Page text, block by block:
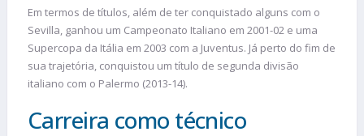
Em termos de títulos, além de ter conquistado alguns com o
Sevilla, ganhou um Campeonato Italiano em 2001-02 e uma
Supercopa da Itália em 2003 com a Juventus. Já perto do fim de
sua trajetória, conquistou um título de segunda divisão
italiano com o Palermo (2013-14).
Carreira como técnico